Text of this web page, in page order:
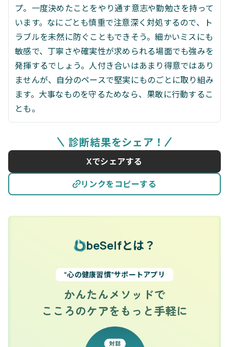
プ。一度決めたことをやり通す意志や勤勉さを持って
います。なにごとも慎重で注意深く対処するので、ト
ラブルを未然に防ぐこともできそう。細かいミスにも
敏感で、丁寧さや確実性が求められる場面でも強みを
発揮するでしょう。人付き合いはあまり得意ではあり
ませんが、自分のペースで堅実にものごとに取り組み
ます。大事なものを守るためなら、果敢に行動するこ
とも。
診断結果をシェア！
Xでシェアする
リンクをコピーする
beSelfとは？
“心の健康習慣”サポートアプリ
かんたんメソッドで
こころのケアをもっと手軽に